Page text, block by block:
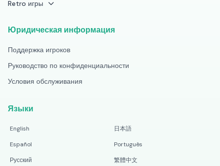
Retro игры
Юридическая информация
Поддержка игроков
Руководство по конфиденциальности
Условия обслуживания
Языки
English
日本語
Español
Português
Русский
繁體中文